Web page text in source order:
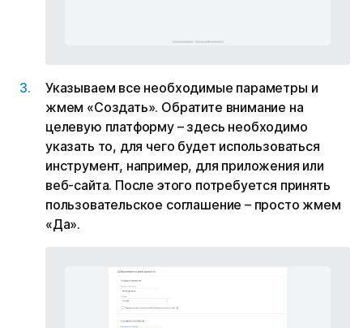
Указываем все необходимые параметры и
жмем «Создать». Обратите внимание на
целевую платформу – здесь необходимо
указать то, для чего будет использоваться
инструмент, например, для приложения или
веб-сайта. После этого потребуется принять
пользовательское соглашение – просто жмем
«Да».